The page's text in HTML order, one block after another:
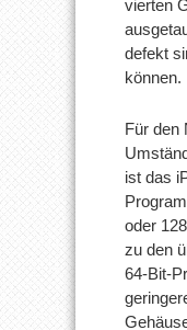
vierten
defekt
können.
Für den
ist das
oder
zu den
64-Bit-